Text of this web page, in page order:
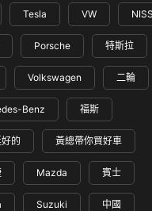
Tesla VW
Porsche 特斯拉
Volkswagen 二輪
Benz 福斯
的 黃總帶你買好車
Mazda 賓士
Suzuki 中國